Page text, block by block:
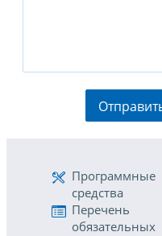
Программные
средства
Перечень
обязательных